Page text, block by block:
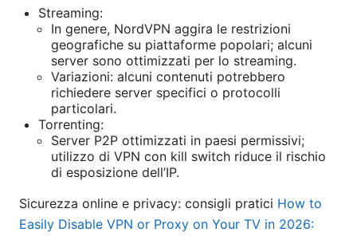
Streaming:
In genere, NordVPN aggira le restrizioni
geografiche su piattaforme popolari; alcuni
server sono ottimizzati per lo streaming.
Variazioni: alcuni contenuti potrebbero
richiedere server specifici o protocolli
particolari.
Torrenting:
Server P2P ottimizzati in paesi permissivi;
utilizzo di VPN con kill switch riduce il rischio
di esposizione dell’IP.
Sicurezza online e privacy: consigli pratici How to
Easily Disable VPN or Proxy on Your TV in 2026: